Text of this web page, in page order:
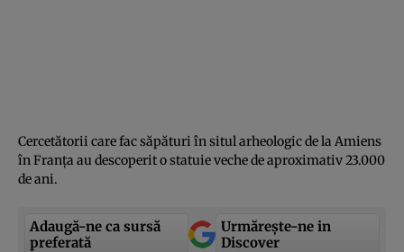
Cercetătorii care fac săpături în situl arheologic de la Amiens
în Franţa au descoperit o statuie veche de aproximativ 23.000
de ani.
Adaugă-ne ca sursă
preferată
Urmărește-ne in
Discover